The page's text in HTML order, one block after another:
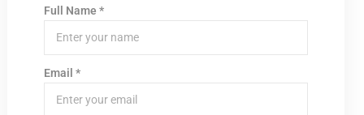
Full Name *
Email *